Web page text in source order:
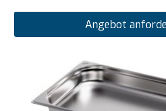
Angebot